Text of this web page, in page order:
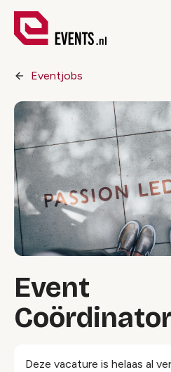
Eventjobs
Event
Deze vacature is helaas al